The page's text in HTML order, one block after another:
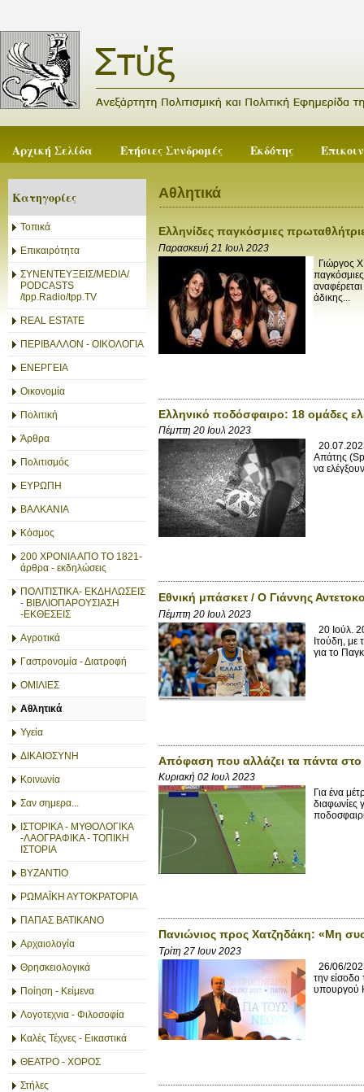
Αρχική Σελίδα Ετήσιες Συνδρομές Εκδότης
Κατηγορίες
Τοπικά
Επικαιρότητα
ΣΥΝΕΝΤΕΥΞΕΙΣ/MEDIA/
PODCASTS
/tpp.Radio/tpp.TV
REAL ESTATE
ΠΕΡΙΒΑΛΛΟΝ - ΟΙΚΟΛΟΓΙΑ
ΕΝΕΡΓΕΙΑ
Οικονομία
Πολιτική
Άρθρα
Πολιτισμός
ΕΥΡΩΠΗ
ΒΑΛΚΑΝΙΑ
Κόσμος
200 ΧΡΟΝΙΑ ΑΠΟ ΤΟ 1821-
άρθρα - εκδηλώσεις
ΠΟΛΙΤΙΣΤΙΚΑ- ΕΚΔΗΛΩΣΕΙΣ
- ΒΙΒΛΙΟΠΑΡΟΥΣΙΑΣΗ
-ΕΚΘΕΣΕΙΣ
Αγροτικά
Γαστρονομία - Διατροφή
ΟΜΙΛΙΕΣ
Αθλητικά
Υγεία
ΔΙΚΑΙΟΣΥΝΗ
Κοινωνία
Σαν σημερα...
ΙΣΤΟΡΙΚΑ - ΜΥΘΟΛΟΓΙΚΑ
-ΛΑΟΓΡΑΦΙΚΑ - ΤΟΠΙΚΗ
ΙΣΤΟΡΙΑ
ΒΥΖΑΝΤΙΟ
ΡΩΜΑΪΚΗ ΑΥΤΟΚΡΑΤΟΡΙΑ
ΠΑΠΑΣ ΒΑΤΙΚΑΝΟ
Αρχαιολογία
Θρησκειολογικά
Ποίηση - Κείμενα
Λογοτεχνια - Φιλοσοφία
Καλές Τέχνες - Εικαστικά
ΘΕΑΤΡΟ - ΧΟΡΟΣ
Στήλες
Αθλητικά
Ελληνίδες παγκόσμιες
Παρασκευή 21 Ιουλ 2023
Γιώργος
άδικης...
Ελληνικό ποδόσφαιρο: 18 ομάδες
Πέμπτη 20 Ιουλ 2023
Απάτης
να
Εθνική μπάσκετ / Ο Γιάννης
Πέμπτη 20 Ιουλ 2023
20 Ιούλ.
Ιτούδη, με
για το
Απόφαση που αλλάζει τα πάντα στο
Κυριακή 02 Ιουλ 2023
Για ένα
διαφωνίες
Πανιώνιος προς Χατζηδάκη: «Μη
Τρίτη 27 Ιουν 2023
26/06/
την
υπουργού